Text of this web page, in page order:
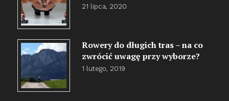
21 lipca, 2020
Rowery do długich tras – na co
zwrócić uwagę przy wyborze?
1 lutego, 2019